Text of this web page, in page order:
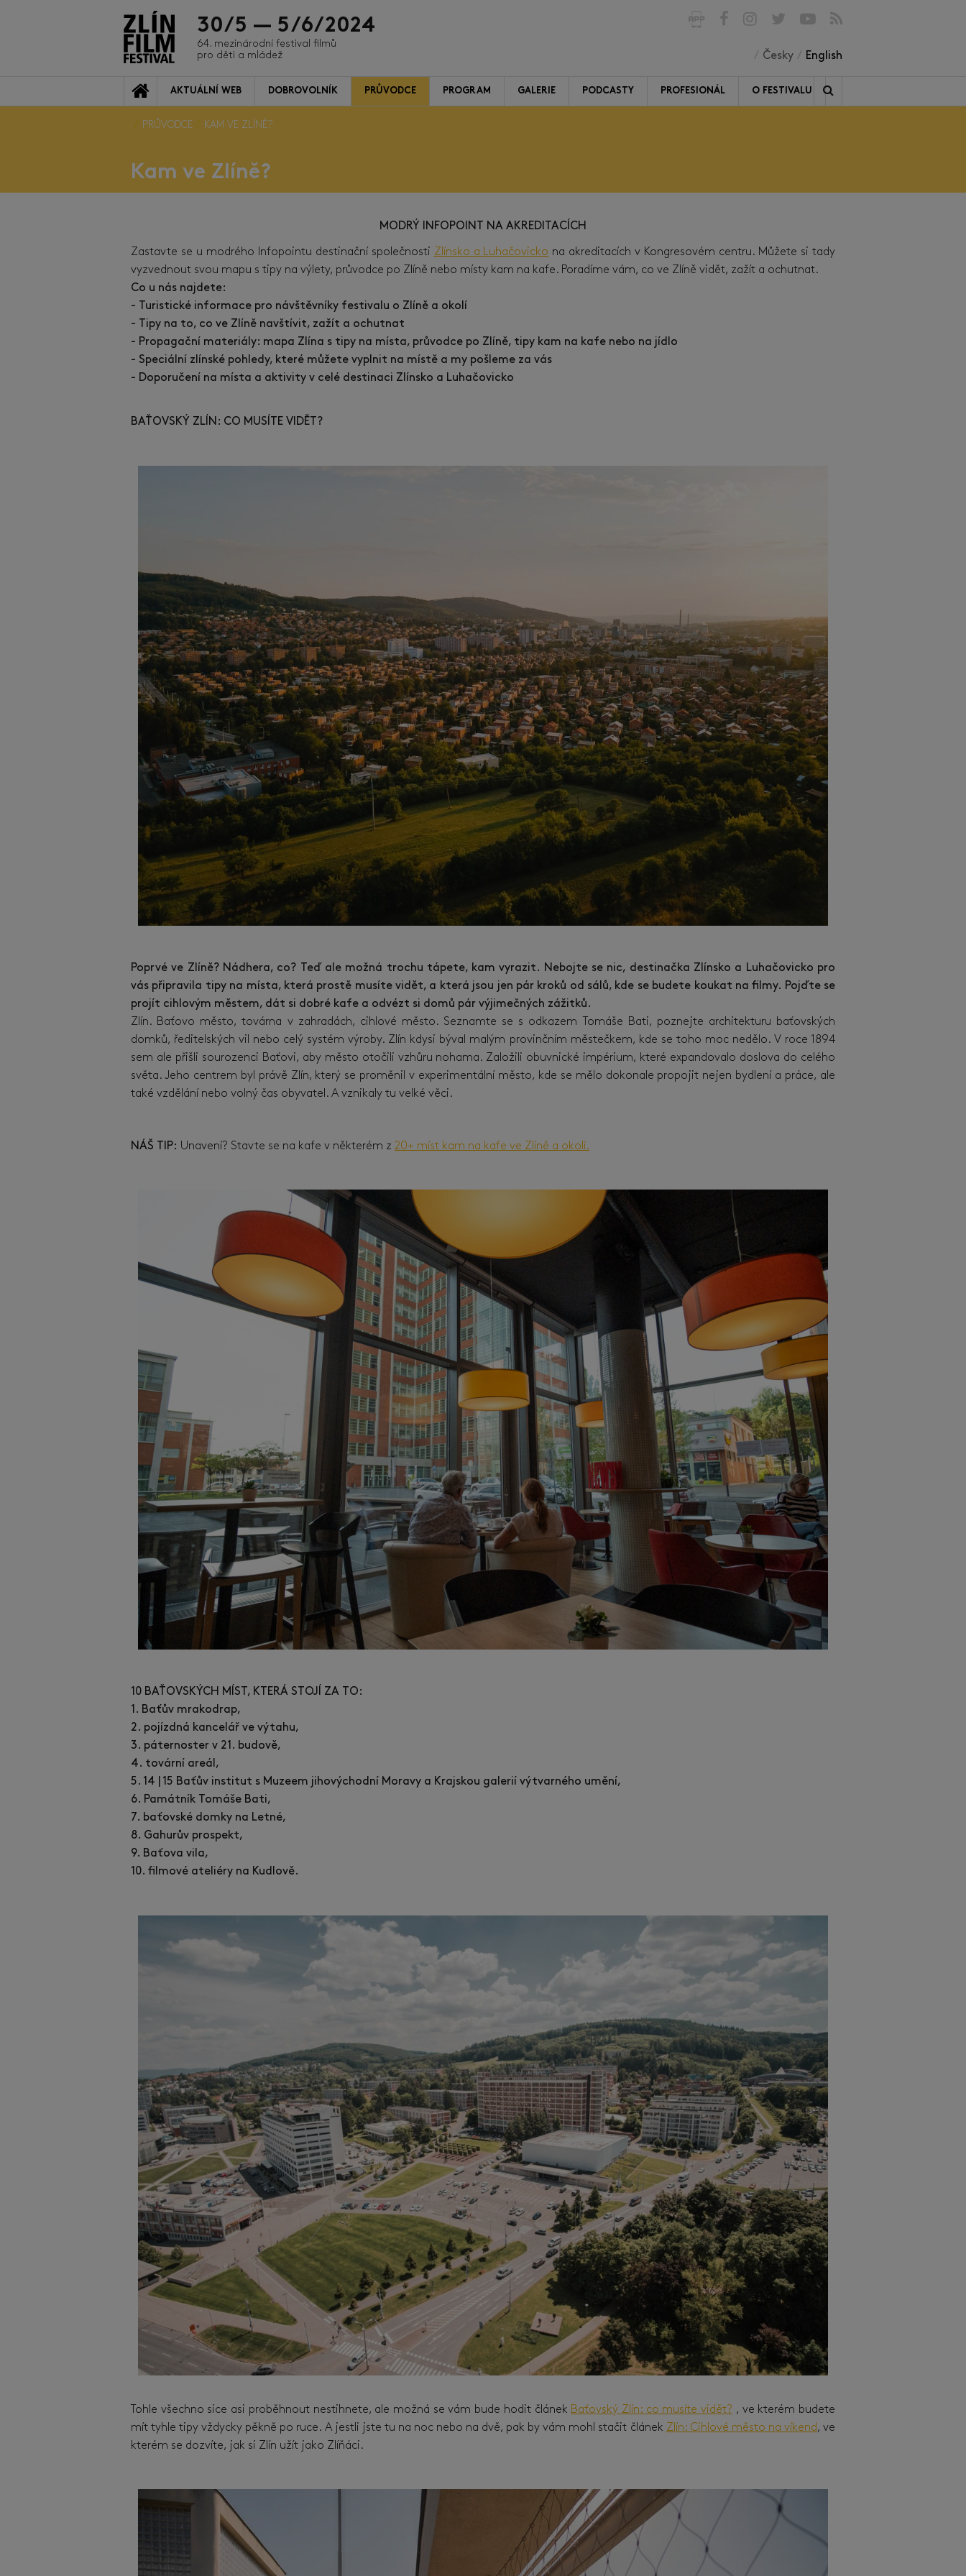
30/5 — 5/6/2024
64. mezinárodní festival filmů
pro děti a mládež
Česky English
AKTUÁLNÍ WEB DOBROVOLNÍK PRŮVODCE PROGRAM GALERIE PODCASTY PROFESIONÁL O FESTIVALU
PRŮVODCE KAM VE ZLÍNĚ?
Kam ve Zlíně?
MODRÝ INFOPOINT NA AKREDITACÍCH
Zastavte se u modrého Infopointu destinační společnosti Zlínsko a Luhačovicko na akreditacích v Kongresovém centru. Můžete si tady
vyzvednout svou mapu s tipy na výlety, průvodce po Zlíně nebo místy kam na kafe. Poradíme vám, co ve Zlíně vidět, zažít a ochutnat.
Co u nás najdete:
- Turistické informace pro návštěvníky festivalu o Zlíně a okolí
- Tipy na to, co ve Zlíně navštívit, zažít a ochutnat
- Propagační materiály: mapa Zlína s tipy na místa, průvodce po Zlíně, tipy kam na kafe nebo na jídlo
- Speciální zlínské pohledy, které můžete vyplnit na místě a my pošleme za vás
- Doporučení na místa a aktivity v celé destinaci Zlínsko a Luhačovicko
BAŤOVSKÝ ZLÍN: CO MUSÍTE VIDĚT?
Poprvé ve Zlíně? Nádhera, co? Teď ale možná trochu tápete, kam vyrazit. Nebojte se nic, destinačka Zlínsko a Luhačovicko pro
vás připravila tipy na místa, která prostě musíte vidět, a která jsou jen pár kroků od sálů, kde se budete koukat na filmy. Pojďte se
projít cihlovým městem, dát si dobré kafe a odvézt si domů pár výjimečných zážitků.
Zlín. Baťovo město, továrna v zahradách, cihlové město. Seznamte se s odkazem Tomáše Bati, poznejte architekturu baťovských
domků, ředitelských vil nebo celý systém výroby. Zlín kdysi býval malým provinčním městečkem, kde se toho moc nedělo. V roce 1894
sem ale přišli sourozenci Baťovi, aby město otočili vzhůru nohama. Založili obuvnické impérium, které expandovalo doslova do celého
světa. Jeho centrem byl právě Zlín, který se proměnil v experimentální město, kde se mělo dokonale propojit nejen bydlení a práce, ale
také vzdělání nebo volný čas obyvatel. A vznikaly tu velké věci.
NÁŠ TIP: Unavení? Stavte se na kafe v některém z 20+ míst kam na kafe ve Zlíně a okolí.
10 BAŤOVSKÝCH MÍST, KTERÁ STOJÍ ZA TO:
1. Baťův mrakodrap,
2. pojízdná kancelář ve výtahu,
3. páternoster v 21. budově,
4. tovární areál,
5. 14 | 15 Baťův institut s Muzeem jihovýchodní Moravy a Krajskou galerií výtvarného umění,
6. Památník Tomáše Bati,
7. baťovské domky na Letné,
8. Gahurův prospekt,
9. Baťova vila,
10. filmové ateliéry na Kudlově.
Tohle všechno sice asi proběhnout nestihnete, ale možná se vám bude hodit článek Baťovský Zlín: co musíte vidět? , ve kterém budete
mít tyhle tipy vždycky pěkně po ruce. A jestli jste tu na noc nebo na dvě, pak by vám mohl stačit článek Zlín: Cihlové město na víkend, ve
kterém se dozvíte, jak si Zlín užít jako Zlíňáci.